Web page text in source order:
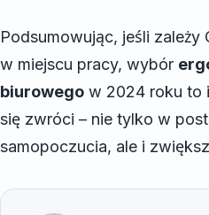
Podsumowując, jeśli
w miejscu pracy, wybór
biurowego w 2024 roku to
się zwróci – nie tylko w
samopoczucia, ale i